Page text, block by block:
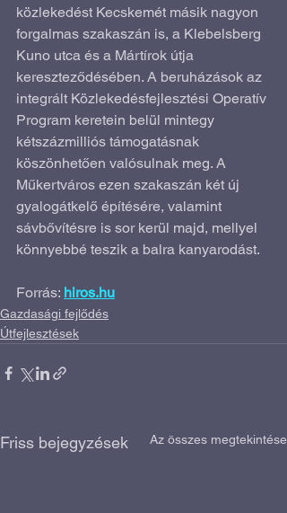
közlekedést Kecskemét másik nagyon
forgalmas szakaszán is, a Klebelsberg
Kuno utca és a Mártírok útja
kereszteződésében. A beruházások az
integrált Közlekedésfejlesztési Operatív
Program keretein belül mintegy
kétszázmilliós támogatásnak
köszönhetően valósulnak meg. A
Műkertváros ezen szakaszán két új
gyalogátkelő építésére, valamint
sávbővítésre is sor kerül majd, mellyel
könnyebbé teszik a balra kanyarodást.
Forrás: hiros.hu
Gazdasági fejlődés
Útfejlesztések
Friss bejegyzések Az összes megtekintése